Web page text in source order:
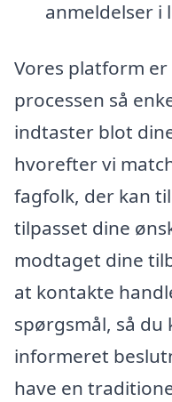
anmeldelser i
Vores platform
processen så
indtaster blot
hvorefter vi
fagfolk, der kan
tilpasset dine
modtaget dine
at kontakte
spørgsmål, så
informeret
have en